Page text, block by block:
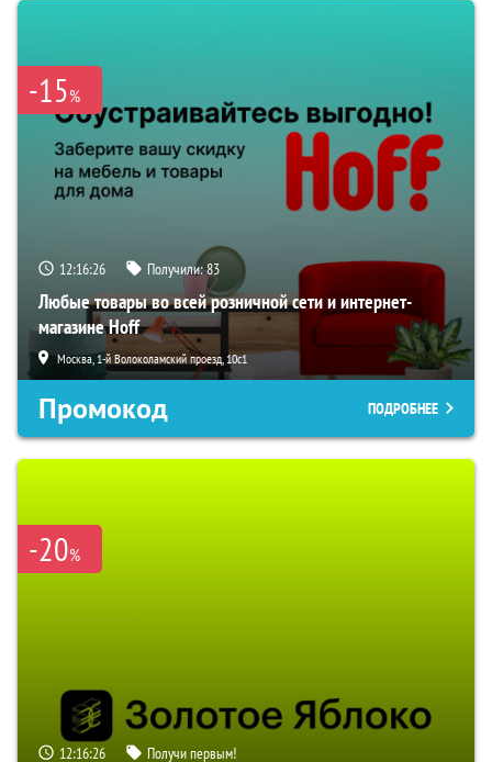
-15%
12:16:25 Получили:83
Любые товары во всей розничной сети и интернет-
магазине Hoff
Москва, 1-й Волоколамский проезд, 10с1
Промокод ПОДРОБНЕЕ
-20%
12:16:25 Получи первым!